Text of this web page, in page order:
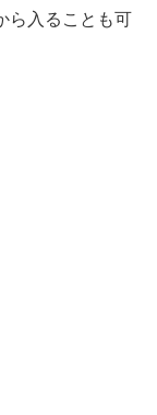
ら入ることも可